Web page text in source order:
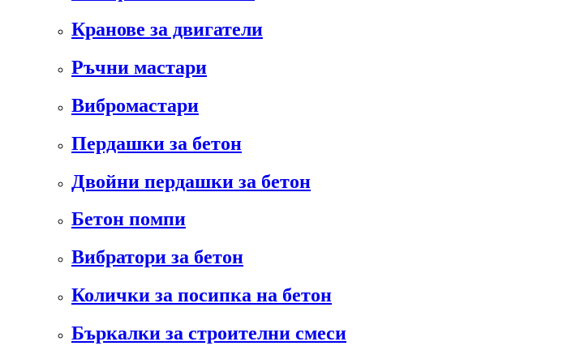
Кранове за двигатели
Ръчни мастари
Вибромастари
Пердашки за бетон
Двойни пердашки за бетон
Бетон помпи
Вибратори за бетон
Колички за посипка на бетон
Бъркалки за строителни смеси